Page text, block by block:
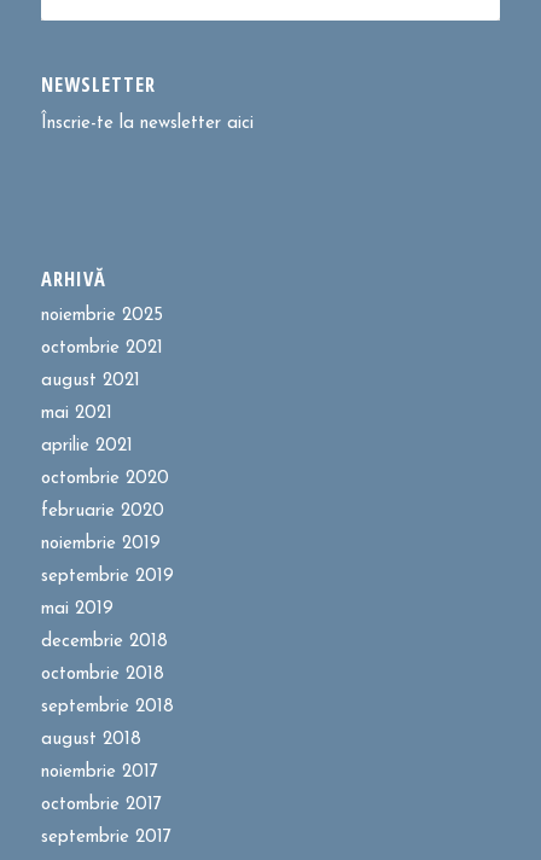
NEWSLETTER
Înscrie-te la newsletter aici
ARHIVĂ
noiembrie 2025
octombrie 2021
august 2021
mai 2021
aprilie 2021
octombrie 2020
februarie 2020
noiembrie 2019
septembrie 2019
mai 2019
decembrie 2018
octombrie 2018
septembrie 2018
august 2018
noiembrie 2017
octombrie 2017
septembrie 2017